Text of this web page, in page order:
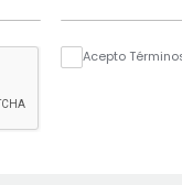
Acepto